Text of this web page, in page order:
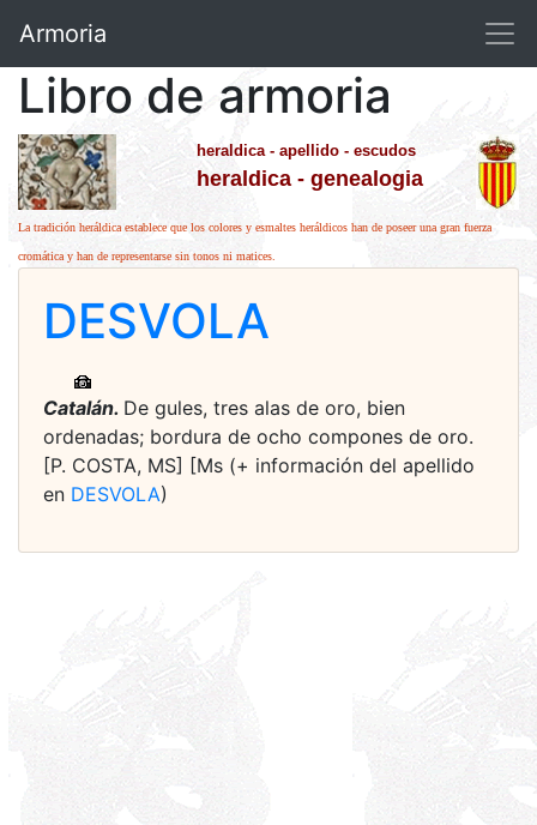
Armoria
Libro de armoria
heraldica - apellido - escudos
heraldica - genealogia
La tradición heráldica establece que los colores y esmaltes heráldicos han de poseer una gran fuerza
cromática y han de representarse sin tonos ni matices.
DESVOLA
Catalán. De gules, tres alas de oro, bien
ordenadas; bordura de ocho compones de oro.
[P. COSTA, MS] [Ms (+ información del apellido
en DESVOLA)